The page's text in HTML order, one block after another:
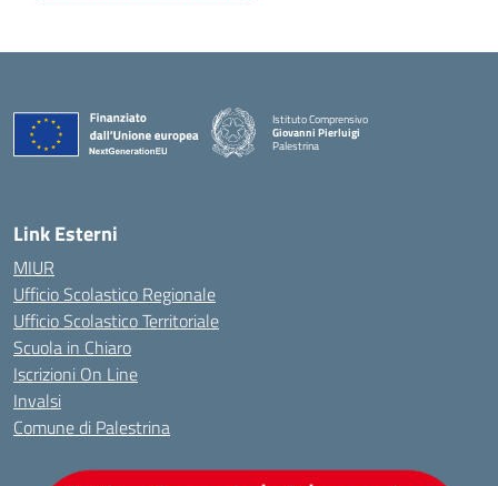
Istituto Comprensivo
Giovanni Pierluigi
Palestrina
Link Esterni
MIUR
Ufficio Scolastico Regionale
Ufficio Scolastico Territoriale
Scuola in Chiaro
Iscrizioni On Line
Invalsi
Comune di Palestrina